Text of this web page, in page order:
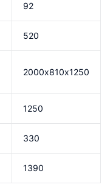
92
520
2000х810х1250
1250
330
1390